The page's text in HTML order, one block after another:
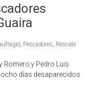
, Pescadores Rescate
Romero y Pedro Luis
días desaparecidos